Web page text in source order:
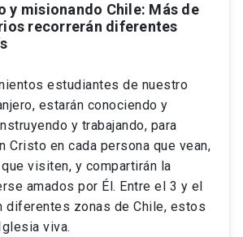
y misionando Chile: Más de
recorrerán diferentes
estudiantes de nuestro
estarán conociendo y
y trabajando, para
Cristo en cada persona que vean,
visiten, y compartirán la
amados por Él. Entre el 3 y el
diferentes zonas de Chile, estos
viva.